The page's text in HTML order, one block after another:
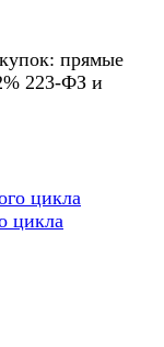
прямые
223-ФЗ и
цикла